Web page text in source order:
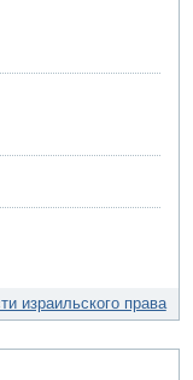
израильского права